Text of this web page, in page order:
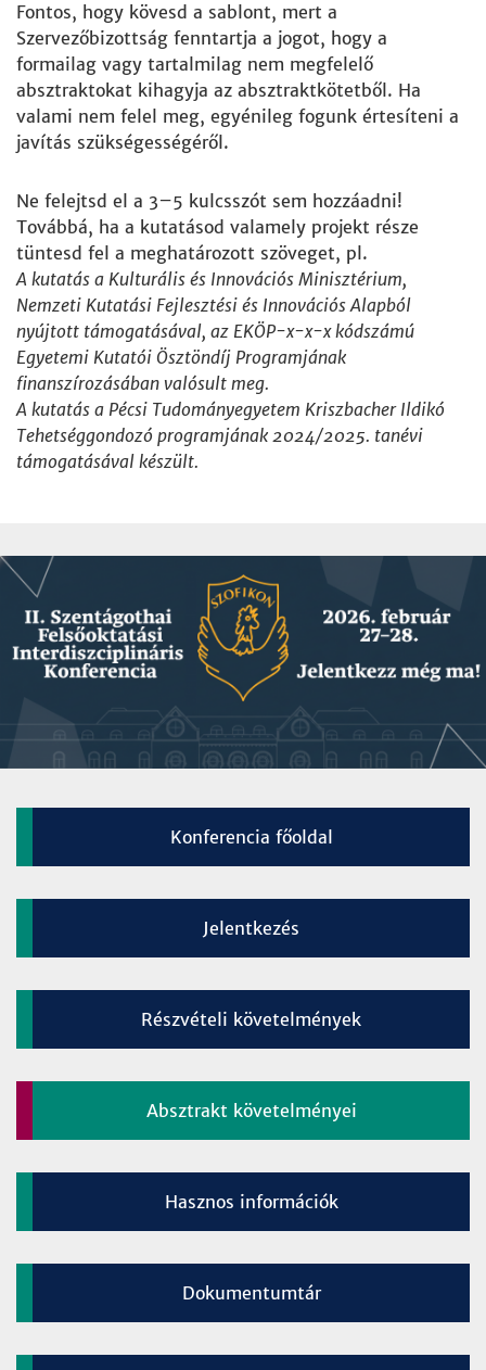
Fontos, hogy kövesd a sablont, mert a
Szervezőbizottság fenntartja a jogot, hogy a
formailag vagy tartalmilag nem megfelelő
absztraktokat kihagyja az absztraktkötetből. Ha
valami nem felel meg, egyénileg fogunk értesíteni a
javítás szükségességéről.
Ne felejtsd el a 3–5 kulcsszót sem hozzáadni!
Továbbá, ha a kutatásod valamely projekt része
tüntesd fel a meghatározott szöveget, pl.
A kutatás a Kulturális és Innovációs Minisztérium,
Nemzeti Kutatási Fejlesztési és Innovációs Alapból
nyújtott támogatásával, az EKÖP-x-x-x kódszámú
Egyetemi Kutatói Ösztöndíj Programjának
finanszírozásában valósult meg.
A kutatás a Pécsi Tudományegyetem Kriszbacher Ildikó
Tehetséggondozó programjának 2024/2025. tanévi
támogatásával készült.
Konferencia főoldal
Jelentkezés
Részvételi követelmények
Absztrakt követelményei
Hasznos információk
Dokumentumtár